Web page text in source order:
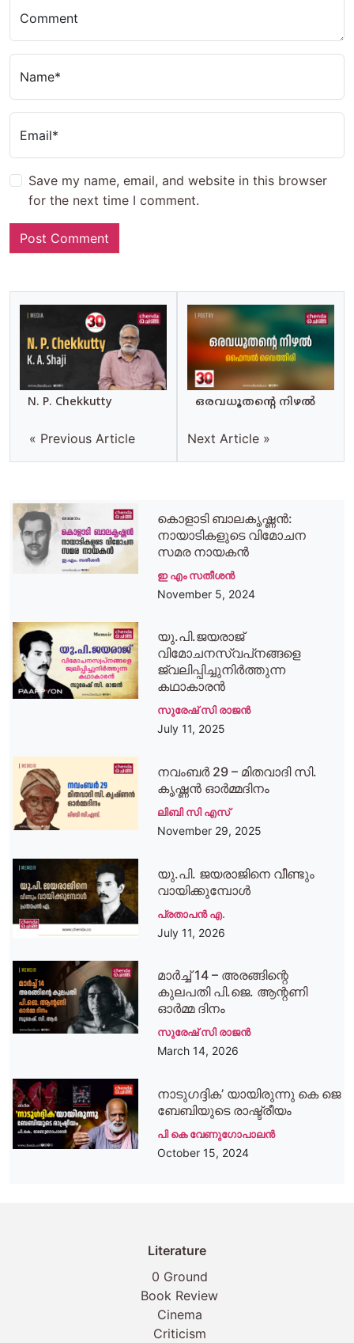
Comment
Name*
Email*
Save my name, email, and website in this browser
for the next time I comment.
N. P. Chekkutty
« Previous Article
ഒരവധൂതന്റെ നിഴൽ
Next Article »
കൊളാടി ബാലകൃഷ്ണൻ:
നായാടികളുടെ വിമോചന
സമര നായകൻ
ഇ എം സതീശന്‍
November 5, 2024
യു.പി.ജയരാജ്
വിമോചനസ്വപ്‌നങ്ങളെ
ജ്വലിപ്പിച്ചുനിര്‍ത്തുന്ന
കഥാകാരന്‍
സുരേഷ് സി രാജന്‍
July 11, 2025
നവംബര്‍ 29 – മിതവാദി സി.
കൃഷ്ണന്‍ ഓര്‍മ്മദിനം
ലിബി സി എസ്
November 29, 2025
യു.പി. ജയരാജിനെ വീണ്ടും
വായിക്കുമ്പോൾ
പ്രതാപന്‍ എ.
July 11, 2026
മാർച്ച് 14 – അരങ്ങിന്റെ
കുലപതി പി.ജെ. ആന്റണി
ഓർമ്മ ദിനം
സുരേഷ് സി രാജന്‍
March 14, 2026
നാടുഗദ്ദിക’ യായിരുന്നു കെ ജെ
ബേബിയുടെ രാഷ്ട്രീയം
പി കെ വേണുഗോപാലന്‍
October 15, 2024
Literature
0 Ground
Book Review
Cinema
Criticism